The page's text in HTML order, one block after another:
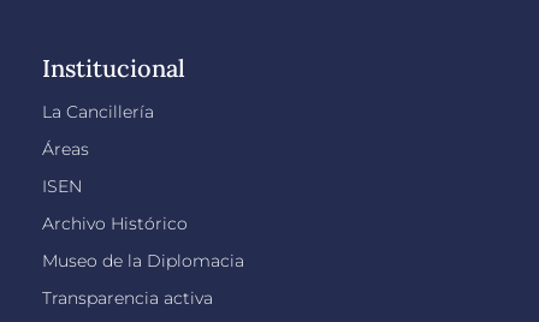
Institucional
La Cancillería
Áreas
ISEN
Archivo Histórico
Museo de la Diplomacia
Transparencia activa